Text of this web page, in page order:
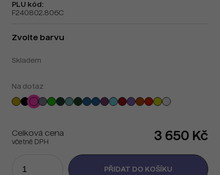
PLU kód:
F240802.806C
Zvolte barvu
Skladem
Na dotaz
Celková cena
včetně DPH 3 650 Kč